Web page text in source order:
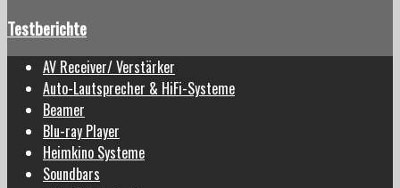
Testberichte
AV Receiver/ Verstärker
Auto-Lautsprecher & HiFi-Systeme
Beamer
Blu-ray Player
Heimkino Systeme
Soundbars